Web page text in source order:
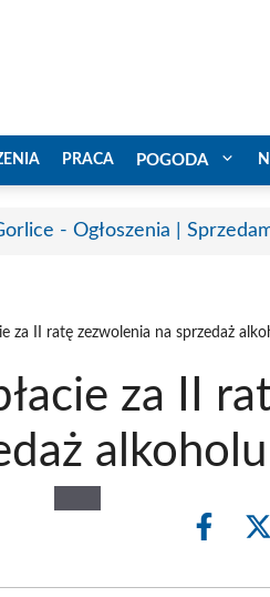
PRACA POGODA
- Ogłoszenia |
za II ratę zezwolenia na sprzedaż
za II
alkoholu
Share